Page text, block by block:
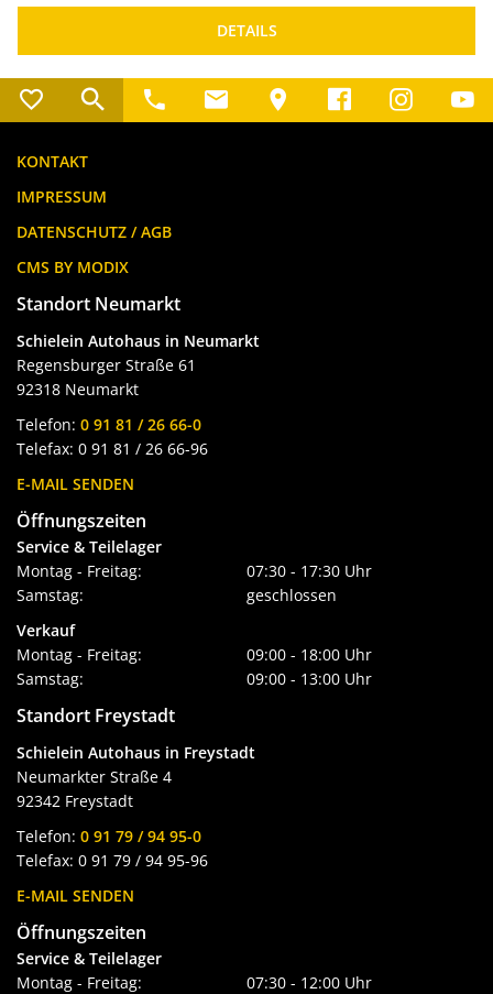
DETAILS
KONTAKT
IMPRESSUM
DATENSCHUTZ / AGB
CMS BY MODIX
Standort Neumarkt
Schielein Autohaus in Neumarkt
Regensburger Straße 61
92318 Neumarkt
Telefon: 0 91 81 / 26 66-0
Telefax: 0 91 81 / 26 66-96
E-MAIL SENDEN
Öffnungszeiten
Service & Teilelager
Montag - Freitag:
07:30 - 17:30 Uhr
Samstag:
geschlossen
Verkauf
Montag - Freitag:
09:00 - 18:00 Uhr
Samstag:
09:00 - 13:00 Uhr
Standort Freystadt
Schielein Autohaus in Freystadt
Neumarkter Straße 4
92342 Freystadt
Telefon: 0 91 79 / 94 95-0
Telefax: 0 91 79 / 94 95-96
E-MAIL SENDEN
Öffnungszeiten
Service & Teilelager
Montag - Freitag:
07:30 - 12:00 Uhr